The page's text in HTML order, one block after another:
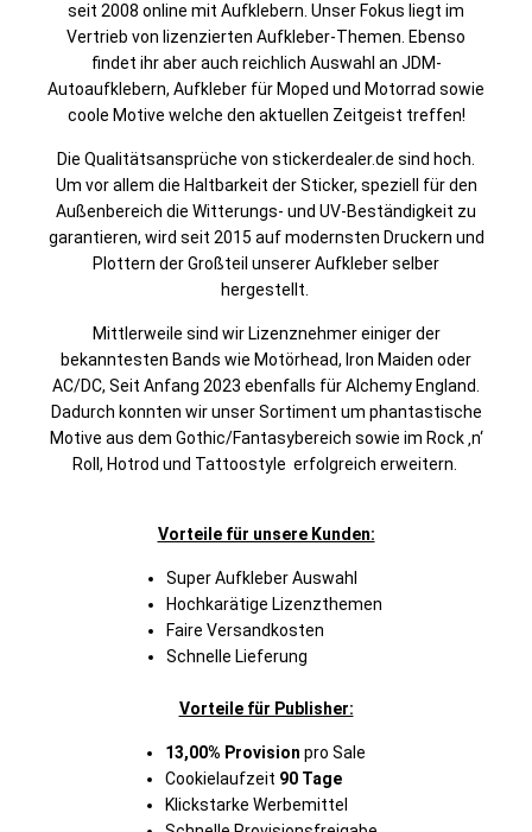
seit 2008 online mit Aufklebern. Unser Fokus liegt im
Vertrieb von lizenzierten Aufkleber-Themen. Ebenso
findet ihr aber auch reichlich Auswahl an JDM-
Autoaufklebern, Aufkleber für Moped und Motorrad sowie
coole Motive welche den aktuellen Zeitgeist treffen!
Die Qualitätsansprüche von stickerdealer.de sind hoch.
Um vor allem die Haltbarkeit der Sticker, speziell für den
Außenbereich die Witterungs- und UV-Beständigkeit zu
garantieren, wird seit 2015 auf modernsten Druckern und
Plottern der Großteil unserer Aufkleber selber
hergestellt.
Mittlerweile sind wir Lizenznehmer einiger der
bekanntesten Bands wie Motörhead, Iron Maiden oder
AC/DC, Seit Anfang 2023 ebenfalls für Alchemy England.
Dadurch konnten wir unser Sortiment um phantastische
Motive aus dem Gothic/Fantasybereich sowie im Rock ‚n‘
Roll, Hotrod und Tattoostyle erfolgreich erweitern.
Vorteile für unsere Kunden:
Super Aufkleber Auswahl
Hochkarätige Lizenzthemen
Faire Versandkosten
Schnelle Lieferung
Vorteile für Publisher:
13,00% Provision pro Sale
Cookielaufzeit 90 Tage
Klickstarke Werbemittel